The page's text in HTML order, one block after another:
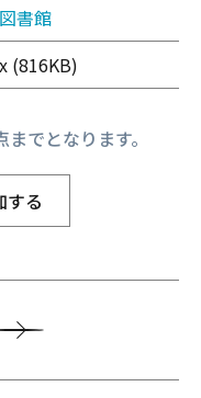
書館
(816KB)
でとなります。
する